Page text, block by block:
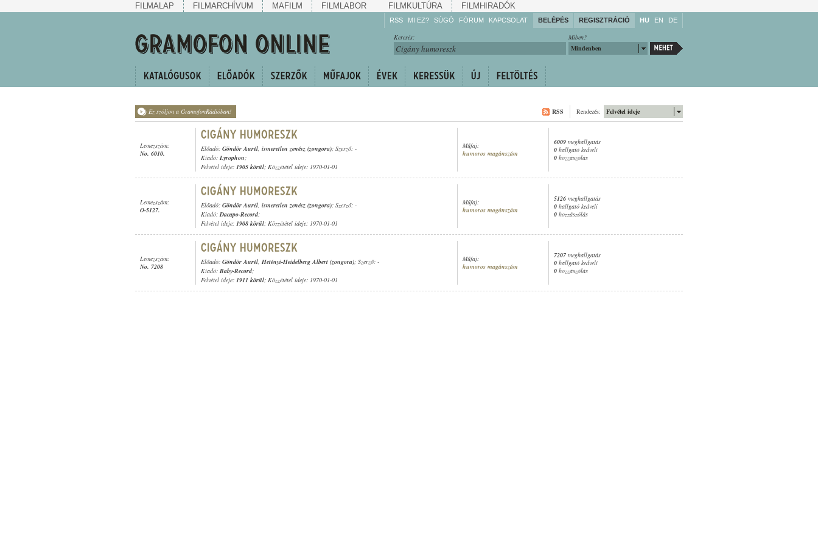
FILMALAP FILMARCHÍVUM MAFILM FILMLABOR FILMKULTÚRA FILMHIRADÓK
RSS MI EZ? SÚGÓ
Gyarapítsa!
Kövesse!
FÓRUM KAPCSOLAT BELÉPÉS REGISZTRÁCIÓ HU EN DE
Miben?
Mindenben
Keresés:
Ez szóljon a GramofonRádióban! Felvétel ideje
Rendezés:
RSS
Lemezszám:
No. 6010.
Előadó: Göndör Aurél, ismeretlen zenész (zongora); Szerző: -
Kiadó: Lyrophon;
Felvétel ideje: 1905 körül; Közzététel ideje: 1970-01-01
Műfaj:
humoros magánszám
6009 meghallgatás
0 hallgató kedveli
0 hozzászólás
Lemezszám:
O-5127.
Előadó: Göndör Aurél, ismeretlen zenész (zongora); Szerző: -
Kiadó:Dacapo-Record;
Felvétel ideje: 1908 körül; Közzététel ideje: 1970-01-01
Műfaj:
humoros magánszám
5126 meghallgatás
0 hallgató kedveli
0 hozzászólás
Lemezszám:
No. 7208
Előadó: Göndör Aurél, Hetényi-Heidelberg Albert (zongora); Szerző: -
Kiadó: Baby-Record;
Felvétel ideje: 1911 körül; Közzététel ideje: 1970-01-01
Műfaj:
humoros magánszám
7207 meghallgatás
0 hallgató kedveli
0 hozzászólás